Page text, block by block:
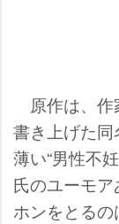
原作は、作
書き上げた
薄い“男性不
氏のユーモ
ホンをとる